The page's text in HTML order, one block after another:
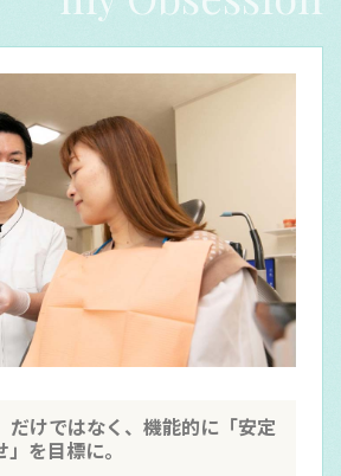
だけではなく、機能的に「安定
を目標に。